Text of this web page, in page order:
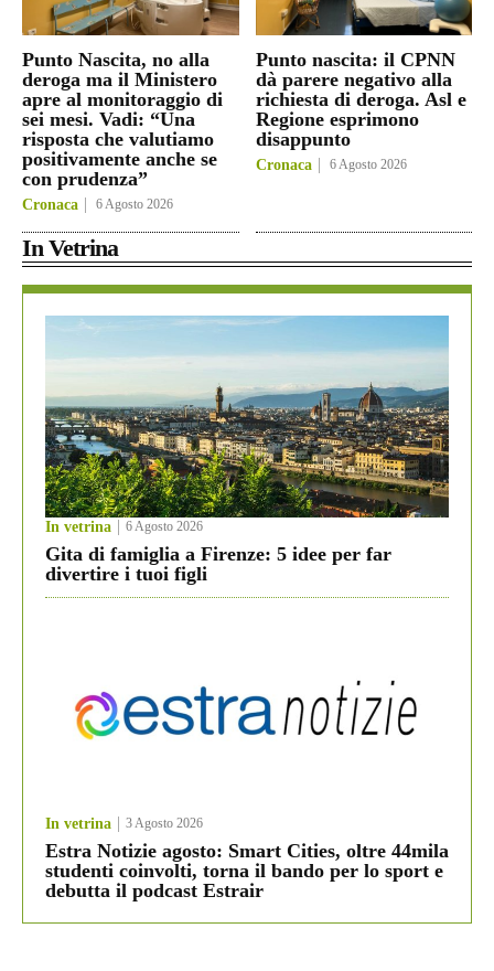
Punto Nascita, no alla
deroga ma il Ministero
apre al monitoraggio di
sei mesi. Vadi: “Una
risposta che valutiamo
positivamente anche se
con prudenza”
Cronaca 6 Agosto 2026
Punto nascita: il CPNN
dà parere negativo alla
richiesta di deroga. Asl e
Regione esprimono
disappunto
Cronaca 6 Agosto 2026
In Vetrina
In vetrina 6 Agosto 2026
Gita di famiglia a Firenze: 5 idee per far
divertire i tuoi figli
In vetrina 3 Agosto 2026
Estra Notizie agosto: Smart Cities, oltre 44mila
studenti coinvolti, torna il bando per lo sport e
debutta il podcast Estrair